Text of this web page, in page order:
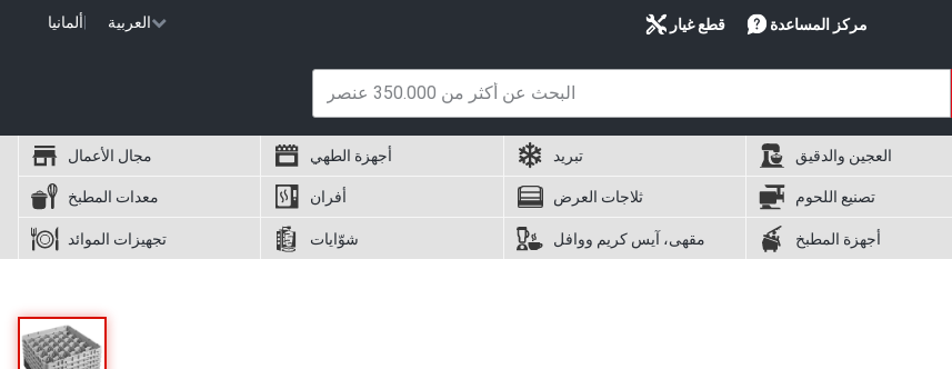
ألمانيا العربية قطع غيار مركز المساعدة
مجال الأعمال أجهزة الطهي تبريد العجين والدقيق
معدات المطبخ أفران ثلاجات العرض تصنيع اللحوم
تجهيزات الموائد شوّايات مقهى، آيس كريم ووافل أجهزة المطبخ